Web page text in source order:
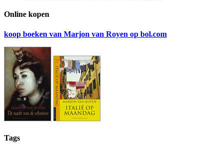
Online kopen
koop boeken van Marjon van Royen op bol.com
Tags